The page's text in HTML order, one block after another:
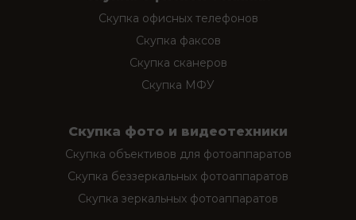
Скупка офисных телефонов
Скупка факсов
Скупка сканеров
Скупка МФУ
Скупка фото и видеотехники
Скупка объективов для фотоаппаратов
Скупка беззеркальных фотоаппаратов
Скупка зеркальных фотоаппаратов